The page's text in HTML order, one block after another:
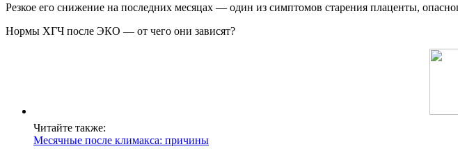
Резкое его снижение на последних месяцах — один из симптомов старения плаценты,
Нормы ХГЧ после ЭКО — от чего они зависят?
Читайте также:
Месячные после климакса: причины